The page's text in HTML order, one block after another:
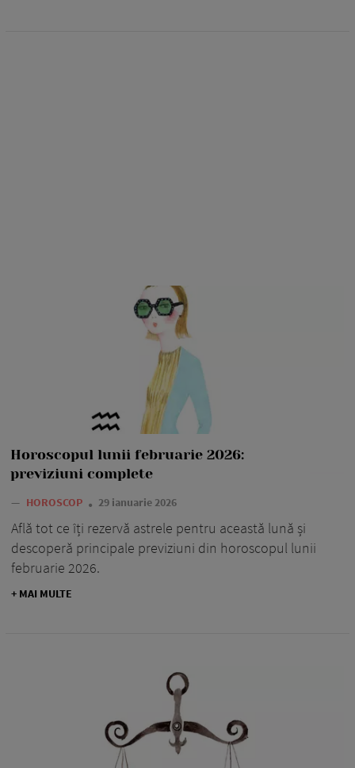
Horoscopul lunii februarie 2026:
previziuni complete
— HOROSCOP 29 ianuarie 2026
Află tot ce îți rezervă astrele pentru această lună și
descoperă principale previziuni din horoscopul lunii
februarie 2026.
+ MAI MULTE